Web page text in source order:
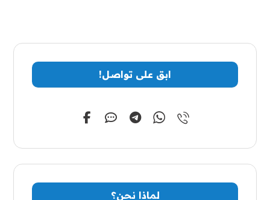
ابق على تواصل!
لماذا نحن؟